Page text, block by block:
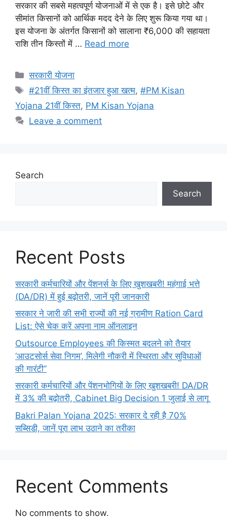
सरकार की सबसे महत्वपूर्ण योजनाओं में से एक है। इसे छोटे और
सीमांत किसानों को आर्थिक मदद देने के लिए शुरू किया गया था।
इस योजना के अंतर्गत किसानों को सालाना ₹6,000 की सहायता
राशि तीन किस्तों में … Read more
Categories
सरकारी योजना
Tags
#21वीं किस्त का इंतजार हुआ खत्म,#PM Kisan
Yojana 21वीं किस्त, PM Kisan Yojana
Leave a comment
Search
Search
Recent Posts
सरकारी कर्मचारियों और पेंशनर्स के लिए खुशखबरी! महंगाई भत्ते
(DA/DR) में हुई बढ़ोतरी, जानें पूरी जानकारी
सरकार ने जारी की सभी राज्यों की नई ग्रामीण Ration Card
List: ऐसे चेक करें अपना नाम ऑनलाइन
Outsource Employees की किस्मत बदलने को तैयार
‘आउटसोर्स सेवा निगम’, मिलेगी नौकरी में स्थिरता और सुविधाओं
की गारंटी”
सरकारी कर्मचारियों और पेंशनभोगियों के लिए खुशखबरी! DA/DR
में 3% की बढ़ोतरी, Cabinet Big Decision 1 जुलाई से लागू
Bakri Palan Yojana 2025: सरकार दे रही है 70%
सब्सिडी, जानें पूरा लाभ उठाने का तरीका
Recent Comments
No comments to show.